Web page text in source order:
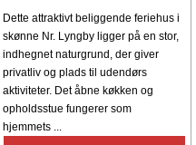
Dette attraktivt beliggende feriehus i
skønne Nr. Lyngby ligger på en stor,
indhegnet naturgrund, der giver
privatliv og plads til udendørs
aktiviteter. Det åbne køkken og
opholdsstue fungerer som
hjemmets ...